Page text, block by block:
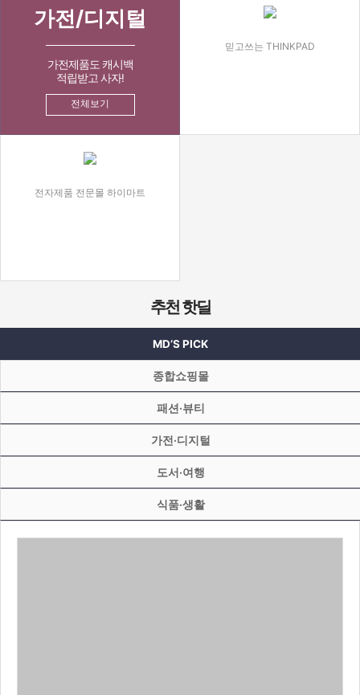
가전/디지털
가전제품도 캐시백
적립받고 사자!
전체보기
믿고쓰는 THINKPAD
전자제품 전문몰 하이마트
추천 핫딜
MD’S PICK
종합쇼핑몰
패션·뷰티
가전·디지털
도서·여행
식품·생활